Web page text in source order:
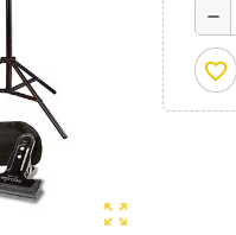
zoom_out_map
remove
favorite_border